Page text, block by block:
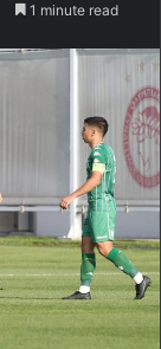
1 minute read